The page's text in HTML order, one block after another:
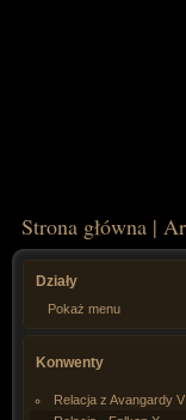
Strona główna |
Działy
Pokaż menu
Konwenty
Relacja z Avangardy V